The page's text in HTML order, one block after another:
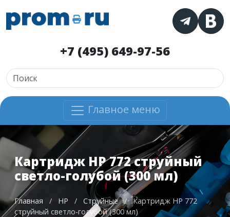
+7 (495) 649-97-56
Главное меню
Картридж HP 772 струйный
светло-голубой (300 мл)
Главная / HP / Струйные /
Картридж HP 772
струйный светло-голубой (300 мл)